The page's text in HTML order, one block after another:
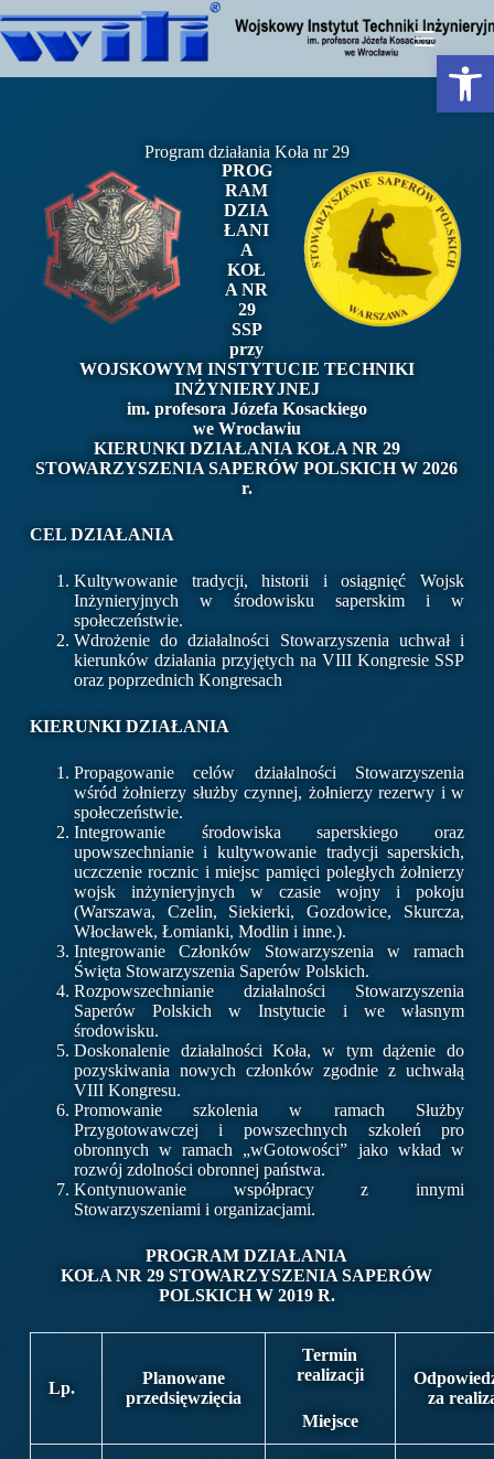
Otwórz pasek narzędzi
Program działania Koła nr 29
PROG
RAM
DZIA
ŁANI
A
KOŁ
A NR
29
SSP
przy
WOJSKOWYM INSTYTUCIE TECHNIKI
INŻYNIERYJNEJ
im. profesora Józefa Kosackiego
we Wrocławiu
KIERUNKI DZIAŁANIA KOŁA NR 29
STOWARZYSZENIA SAPERÓW POLSKICH W 2026
r.
CEL DZIAŁANIA
Kultywowanie tradycji, historii i osiągnięć Wojsk
Inżynieryjnych w środowisku saperskim i w
społeczeństwie.
Wdrożenie do działalności Stowarzyszenia uchwał i
kierunków działania przyjętych na VIII Kongresie SSP
oraz poprzednich Kongresach
KIERUNKI DZIAŁANIA
Propagowanie celów działalności Stowarzyszenia
wśród żołnierzy służby czynnej, żołnierzy rezerwy i w
społeczeństwie.
Integrowanie środowiska saperskiego oraz
upowszechnianie i kultywowanie tradycji saperskich,
uczczenie rocznic i miejsc pamięci poległych żołnierzy
wojsk inżynieryjnych w czasie wojny i pokoju
(Warszawa, Czelin, Siekierki, Gozdowice, Skurcza,
Włocławek, Łomianki, Modlin i inne.).
Integrowanie Członków Stowarzyszenia w ramach
Święta Stowarzyszenia Saperów Polskich.
Rozpowszechnianie działalności Stowarzyszenia
Saperów Polskich w Instytucie i we własnym
środowisku.
Doskonalenie działalności Koła, w tym dążenie do
pozyskiwania nowych członków zgodnie z uchwałą
VIII Kongresu.
Promowanie szkolenia w ramach Służby
Przygotowawczej i powszechnych szkoleń pro
obronnych w ramach „wGotowości” jako wkład w
rozwój zdolności obronnej państwa.
Kontynuowanie współpracy z innymi
Stowarzyszeniami i organizacjami.
PROGRAM DZIAŁANIA
KOŁA NR 29 STOWARZYSZENIA SAPERÓW
POLSKICH W 2019 R.
Lp.
Planowane
przedsięwzięcia
Termin
realizacji
Miejsce
za